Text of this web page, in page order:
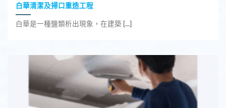
白華清潔及掃口重造工程
白華是一種鹽類析出現象，在建築 [...]